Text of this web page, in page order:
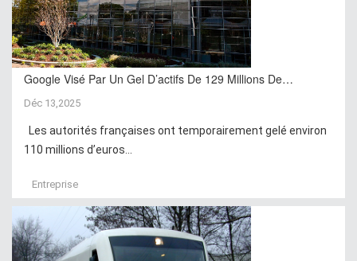
Google Visé Par Un Gel D’actifs De 129 Millions De…
Déc 13,2025
Les autorités françaises ont temporairement gelé environ
110 millions d’euros...
Entreprise